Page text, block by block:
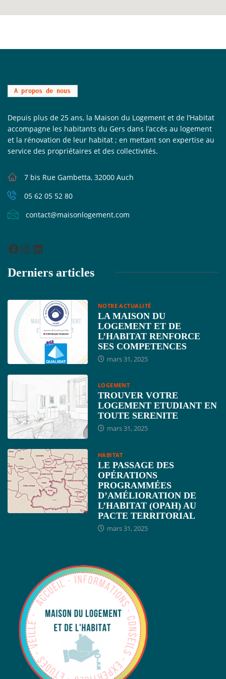
A propos de nous
Depuis plus de 25 ans, la Maison du Logement et de l’Habitat
accompagne les habitants du Gers dans l’accès au logement
et la rénovation de leur habitat ; en mettant son expertise au
service des propriétaires et des collectivités.
7 bis Rue Gambetta, 32000 Auch
05 62 05 52 80
contact@maisonlogement.com
Derniers articles
NOTRE ACTUALITÉ
LA MAISON DU
LOGEMENT ET DE
L’HABITAT RENFORCE
SES COMPETENCES
mars 31, 2025
LOGEMENT
TROUVER VOTRE
LOGEMENT ETUDIANT EN
TOUTE SERENITE
mars 31, 2025
HABITAT
LE PASSAGE DES
OPÉRATIONS
PROGRAMMÉES
D’AMÉLIORATION DE
L’HABITAT (OPAH) AU
PACTE TERRITORIAL
mars 31, 2025